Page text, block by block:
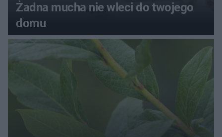
Żadna mucha nie wleci do twojego
domu